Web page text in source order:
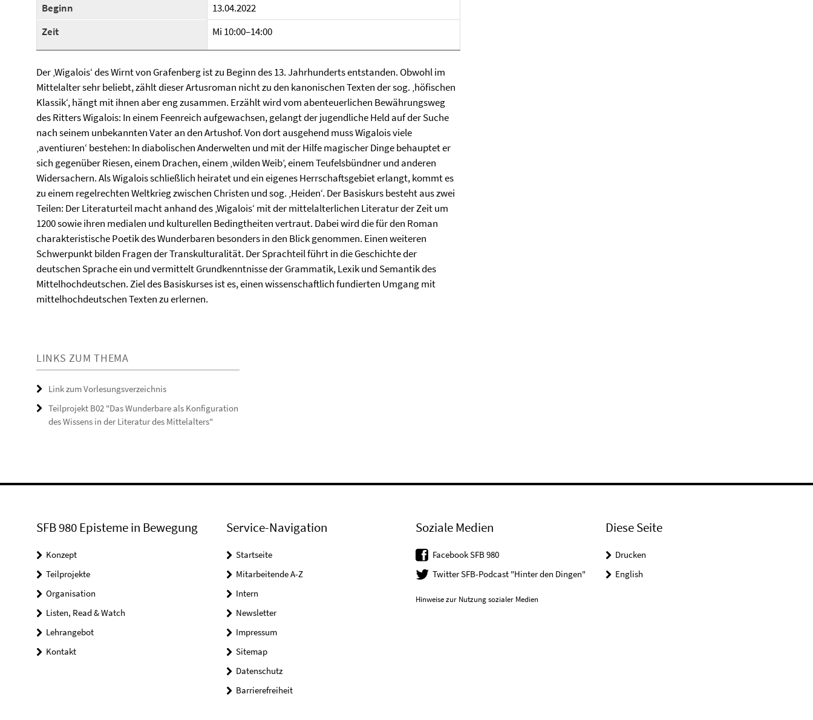
Beginn
13.04.2022
Zeit
Mi 10:00–14:00
Der ‚Wigalois‘ des Wirnt von Grafenberg ist zu Beginn des 13. Jahrhunderts entstanden. Obwohl im
Mittelalter sehr beliebt, zählt dieser Artusroman nicht zu den kanonischen Texten der sog. ‚höfischen
Klassik‘, hängt mit ihnen aber eng zusammen. Erzählt wird vom abenteuerlichen Bewährungsweg
des Ritters Wigalois: In einem Feenreich aufgewachsen, gelangt der jugendliche Held auf der Suche
nach seinem unbekannten Vater an den Artushof. Von dort ausgehend muss Wigalois viele
‚aventiuren‘ bestehen: In diabolischen Anderwelten und mit der Hilfe magischer Dinge behauptet er
sich gegenüber Riesen, einem Drachen, einem ‚wilden Weib’, einem Teufelsbündner und anderen
Widersachern. Als Wigalois schließlich heiratet und ein eigenes Herrschaftsgebiet erlangt, kommt es
zu einem regelrechten Weltkrieg zwischen Christen und sog. ‚Heiden‘. Der Basiskurs besteht aus zwei
Teilen: Der Literaturteil macht anhand des ‚Wigalois‘ mit der mittelalterlichen Literatur der Zeit um
1200 sowie ihren medialen und kulturellen Bedingtheiten vertraut. Dabei wird die für den Roman
charakteristische Poetik des Wunderbaren besonders in den Blick genommen. Einen weiteren
Schwerpunkt bilden Fragen der Transkulturalität. Der Sprachteil führt in die Geschichte der
deutschen Sprache ein und vermittelt Grundkenntnisse der Grammatik, Lexik und Semantik des
Mittelhochdeutschen. Ziel des Basiskurses ist es, einen wissenschaftlich fundierten Umgang mit
mittelhochdeutschen Texten zu erlernen.
LINKS ZUM THEMA
Link zum Vorlesungsverzeichnis
Teilprojekt B02 "Das Wunderbare als Konfiguration
des Wissens in der Literatur des Mittelalters"
SFB 980 Episteme in Bewegung
Konzept
Teilprojekte
Organisation
Listen, Read & Watch
Lehrangebot
Kontakt
Service-Navigation
Startseite
Mitarbeitende A-Z
Intern
Newsletter
Impressum
Sitemap
Datenschutz
Barrierefreiheit
Soziale Medien
Facebook SFB 980
Twitter SFB-Podcast "Hinter den Dingen"
Hinweise zur Nutzung sozialer Medien
Diese Seite
Drucken
English